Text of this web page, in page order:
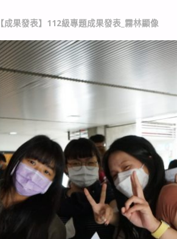
【成果發表】112級專題成果發表_霧林顯像